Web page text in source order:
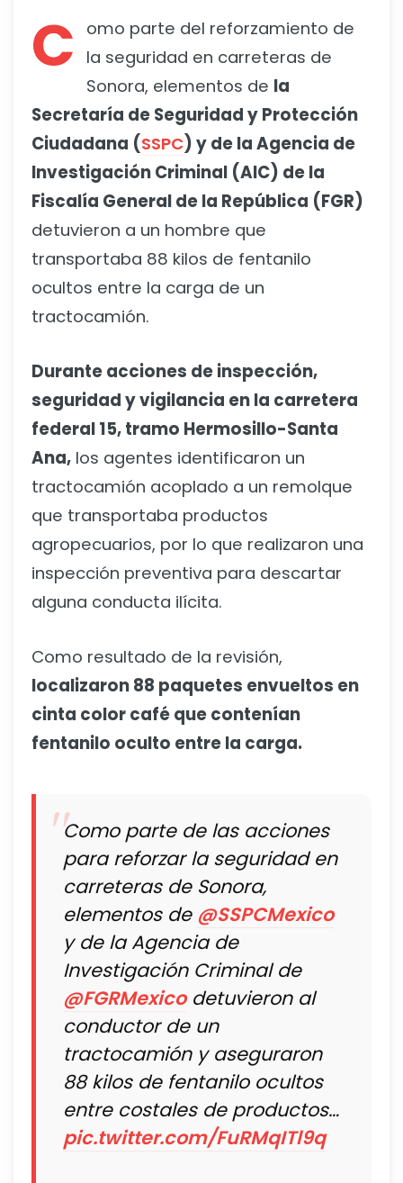
C
omo parte del reforzamiento de
la seguridad en carreteras de
Sonora, elementos de la
Secretaría de Seguridad y Protección
Ciudadana (SSPC) y de la Agencia de
Investigación Criminal (AIC) de la
Fiscalía General de la República (FGR)
detuvieron a un hombre que
transportaba 88 kilos de fentanilo
ocultos entre la carga de un
tractocamión.
Durante acciones de inspección,
seguridad y vigilancia en la carretera
federal 15, tramo Hermosillo-Santa
Ana, los agentes identificaron un
tractocamión acoplado a un remolque
que transportaba productos
agropecuarios, por lo que realizaron una
inspección preventiva para descartar
alguna conducta ilícita.
Como resultado de la revisión,
localizaron 88 paquetes envueltos en
cinta color café que contenían
fentanilo oculto entre la carga.
Como parte de las acciones
para reforzar la seguridad en
carreteras de Sonora,
elementos de @SSPCMexico
y de la Agencia de
Investigación Criminal de
@FGRMexicodetuvieron al
conductor de un
tractocamión y aseguraron
88 kilos de fentanilo ocultos
entre costales de productos…
pic.twitter.com/FuRMqITl9q